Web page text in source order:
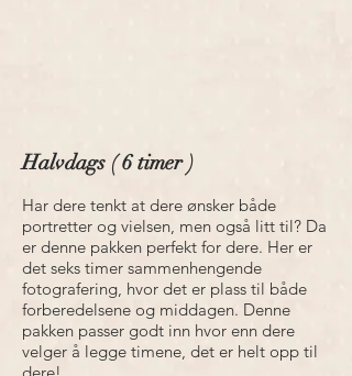
Halvdags ( 6 timer )
Har dere tenkt at dere ønsker både
portretter og vielsen, men også litt til? Da
er denne pakken perfekt for dere. Her er
det seks timer sammenhengende
fotografering, hvor det er plass til både
forberedelsene og middagen. Denne
pakken passer godt inn hvor enn dere
velger å legge timene, det er helt opp til